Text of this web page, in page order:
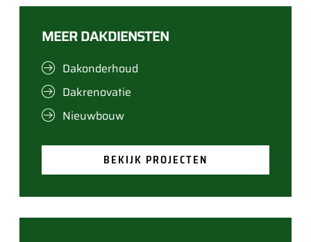
MEER DAKDIENSTEN
Dakonderhoud
Dakrenovatie
Nieuwbouw
BEKIJK PROJECTEN